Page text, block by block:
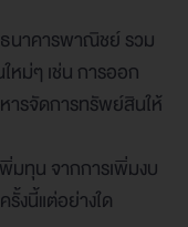
นาคารพาณิชย์ รวม
หม่ๆ เช่น การออก
ารจัดการทรัพย์สินให้
มทุน จากการเพิ่มงบ
รั้งนี้แต่อย่างใด